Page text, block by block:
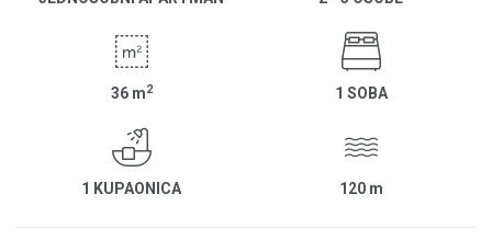
36 m2 1 SOBA
1 KUPAONICA 120 m